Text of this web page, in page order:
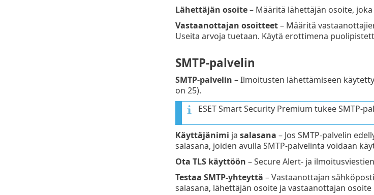
Lähettäjän osoite– Määritä lähettäjän osoite,
Vastaanottajan osoitteet– Määritä
Useita arvoja tuetaan. Käytä erottimena
SMTP-palvelin
SMTP-palvelin – Ilmoitusten lähettämiseen
on 25).
ESET Smart Security Premium tukee SMTP-
Käyttäjänimi ja salasana – Jos SMTP-palvelin
salasana, joiden avulla SMTP-palvelinta voidaan
Ota TLS käyttöön – Secure Alert- ja
Testaa SMTP-yhteyttä – Vastaanottajan
salasana, lähettäjän osoite ja vastaanottajan